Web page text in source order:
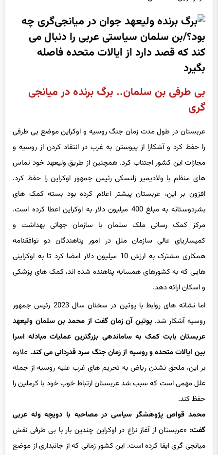
بی طرفی بن سلمان.. برگ برنده در میانجی
گری
عربستان در طول مدت زمان جنگ روسیه و اوکراین موضع بی طرفی
را حفظ کرد و آشکارا از پیوستن به غرب در انتقاد کردن از روسیه و
مجازات این کشور اجتناب کرد. همچنین از طریق ولیعهد خود تماس
های منظم با ولادیمیر زلنسکی رئیس جمهور اوکراین را حفظ کرد.
افزون بر این، عربستان پیشتر اعلام کرده بود بسته کمک های
بشردوستانه به مبلغ 400 میلیون دلار به اوکراین اعطا کرده است.
مرکز کمک رسانی ملک سلمان با سازمان جهانی بهداشت و
کمیساریای عالی سازمان ملل در امور پناهندگان دو توافقنامه
همکاری مشترک به ارزش 10 میلیون دلار امضا کرد تا به اوکراینی
هایی که به کشورهای همسایه پناهنده شده اند، کمک های پزشکی
و اسکان ارائه دهد.
اما نشانه های روابط با پوتین در سخنان سال 2023 رئیس جمهور
روسیه آشکار شد. پوتین آن زمان گفت از محمد بن سلمان ولیعهد
عربستان بابت کمک به ساماندهی بزرگترین عملیات مبادله اسرا
بین ایالات متحده و روسیه از زمان جنگ سرد قدردانی می کند. علاوه
بر این، ملحق نشدن ریاض به تحریم های غرب علیه روسیه از جمله
علل مهمی است که سبب شد عربستان ارتباط خوب خود با کرملین را
حفظ کند.
محمد قواص پژوهشگر سیاسی در مصاحبه با دویچه وله عربی
گفت: «عربستان از آغاز نزاع در اوکراین چندین بار با بی طرفی نقش
میانجی گری ایفا کرده است. این کشور زمانی که از جانبداری از موضع